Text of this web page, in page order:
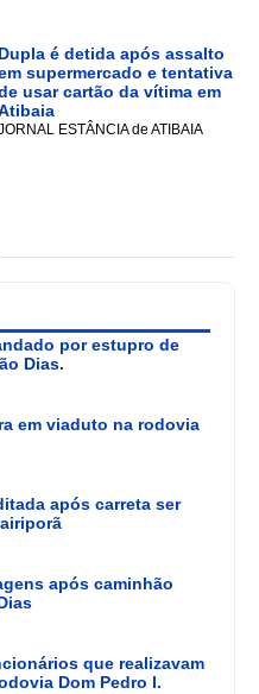
Dupla é detida após assalto
supermercado e tentativa
usar cartão da vítima em
ESTÂNCIA de ATIBAIA
por estupro de
Dias.
em viaduto na rodovia
após carreta ser
após caminhão
que realizavam
Dom Pedro I.